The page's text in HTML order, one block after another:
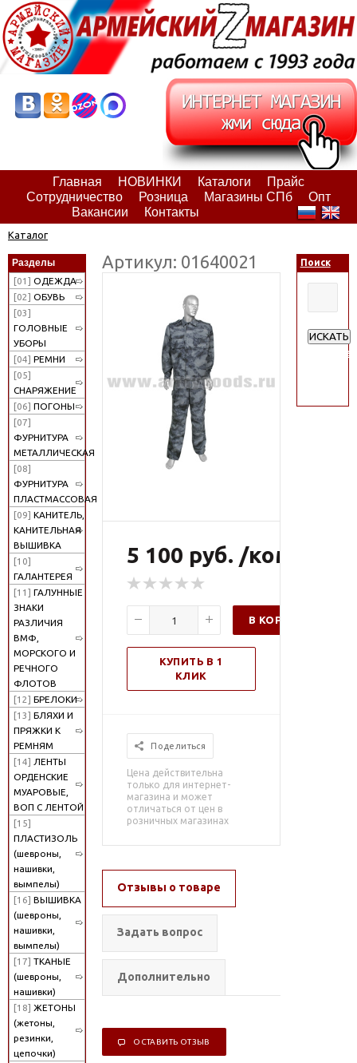
Главная НОВИНКИ Каталоги
Прайс
Сотрудничество
Розница Магазины СПб
Опт
Вакансии
Контакты
Каталог
Разделы
[01] ОДЕЖДА
[02] ОБУВЬ
[03]
ГОЛОВНЫЕ
УБОРЫ
[04] РЕМНИ
[05]
СНАРЯЖЕНИЕ
[06] ПОГОНЫ
[07]
ФУРНИТУРА
МЕТАЛЛИЧЕСКАЯ
[08]
ФУРНИТУРА
ПЛАСТМАССОВАЯ
[09] КАНИТЕЛЬ,
КАНИТЕЛЬНАЯ
ВЫШИВКА
[10]
ГАЛАНТЕРЕЯ
[11] ГАЛУННЫЕ
ЗНАКИ
РАЗЛИЧИЯ
ВМФ,
МОРСКОГО И
РЕЧНОГО
ФЛОТОВ
[12] БРЕЛОКИ
[13] БЛЯХИ И
ПРЯЖКИ К
РЕМНЯМ
[14] ЛЕНТЫ
ОРДЕНСКИЕ
МУАРОВЫЕ,
ВОП С ЛЕНТОЙ
[15]
ПЛАСТИЗОЛЬ
(шевроны,
нашивки,
вымпелы)
[16] ВЫШИВКА
(шевроны,
нашивки,
вымпелы)
[17] ТКАНЫЕ
(шевроны,
нашивки)
[18] ЖЕТОНЫ
(жетоны,
резинки,
цепочки)
Артикул: 01640021
5 100 руб. /компл
В КОРЗИНУ
КУПИТЬ В 1
КЛИК
Поделиться
Цена действительна
только для интернет-
магазина и может
отличаться от цен в
розничных магазинах
Отзывы о товаре
Задать вопрос
Дополнительно
ОСТАВИТЬ ОТЗЫВ
Поиск
ИСКАТЬ